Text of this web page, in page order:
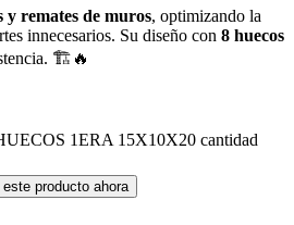
y remates de muros, optimizando la
innecesarios. Su diseño con 8 huecos
🏗️🔥
1ERA 15X10X20 cantidad
producto ahora